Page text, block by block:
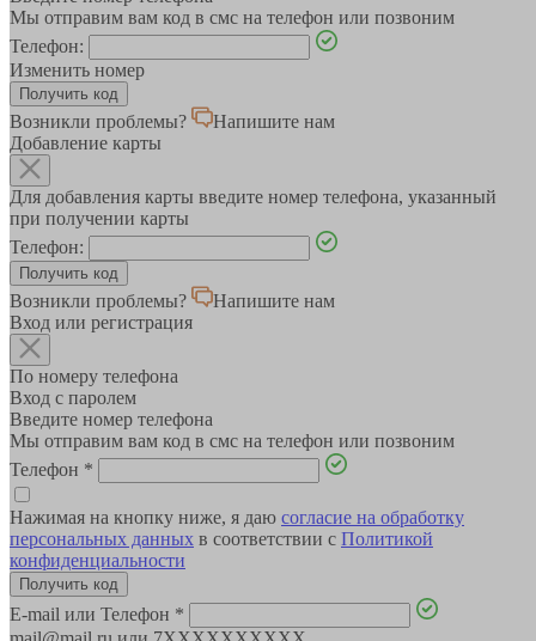
Мы отправим вам код в смс на телефон или позвоним
Телефон:
Изменить номер
Возникли проблемы?
Напишите нам
Добавление карты
Для добавления карты введите номер телефона, указанный
при получении карты
Телефон:
Возникли проблемы?
Напишите нам
Вход или регистрация
По номеру телефона
Вход с паролем
Введите номер телефона
Мы отправим вам код в смс на телефон или позвоним
Телефон *
Нажимая на кнопку ниже, я даю согласие на обработку
персональных данных в соответствии с Политикой
конфиденциальности
E-mail или Телефон *